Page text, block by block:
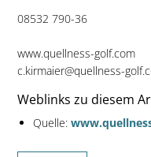
08532 790-36
www.quellness-golf.com
c.kirmaier@quellness-
Weblinks zu diesem
Quelle: